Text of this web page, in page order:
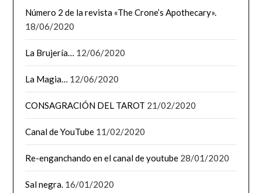
Número 2 de la revista «The Crone’s Apothecary».
18/06/2020
La Brujería… 12/06/2020
La Magia… 12/06/2020
CONSAGRACIÓN DEL TAROT 21/02/2020
Canal de YouTube 11/02/2020
Re-enganchando en el canal de youtube 28/01/2020
Sal negra. 16/01/2020